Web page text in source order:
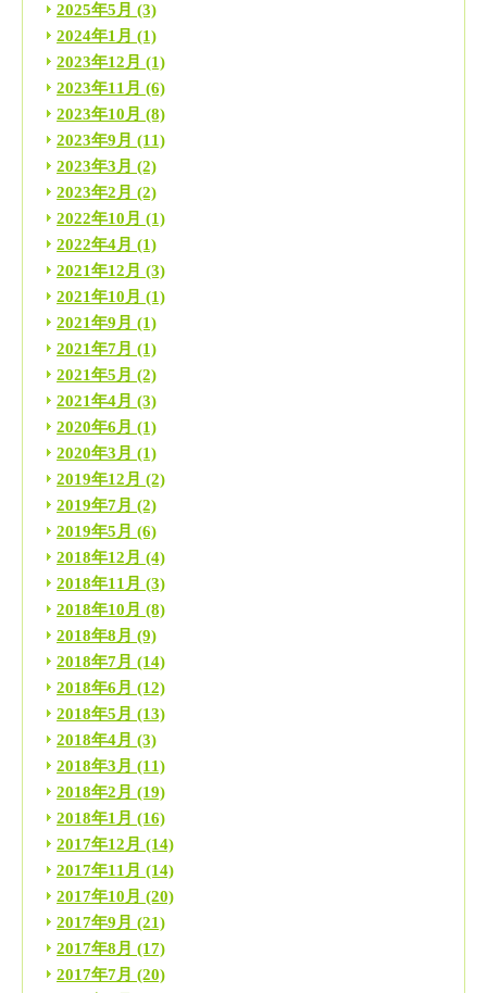
2025年5月 (3)
2024年1月 (1)
2023年12月 (1)
2023年11月 (6)
2023年10月 (8)
2023年9月 (11)
2023年3月 (2)
2023年2月 (2)
2022年10月 (1)
2022年4月 (1)
2021年12月 (3)
2021年10月 (1)
2021年9月 (1)
2021年7月 (1)
2021年5月 (2)
2021年4月 (3)
2020年6月 (1)
2020年3月 (1)
2019年12月 (2)
2019年7月 (2)
2019年5月 (6)
2018年12月 (4)
2018年11月 (3)
2018年10月 (8)
2018年8月 (9)
2018年7月 (14)
2018年6月 (12)
2018年5月 (13)
2018年4月 (3)
2018年3月 (11)
2018年2月 (19)
2018年1月 (16)
2017年12月 (14)
2017年11月 (14)
2017年10月 (20)
2017年9月 (21)
2017年8月 (17)
2017年7月 (20)